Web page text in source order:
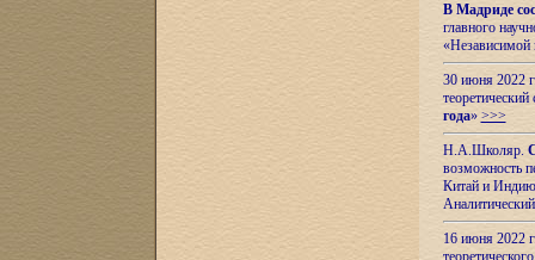
В Мадриде
главного
«Независимой
30 июня 2022
года» >>>
Н.А.Школяр.
возможность
Китай и
16 июня 2022